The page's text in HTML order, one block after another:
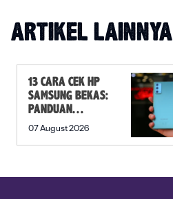
ARTIKEL LAINNYA
13 CARA CEK HP
SAMSUNG BEKAS:
PANDUAN
SEBELUM
07 August 2026